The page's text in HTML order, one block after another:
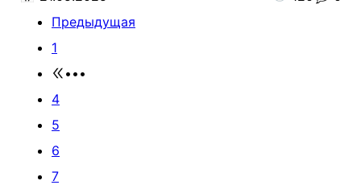
Предыдущая
1
•••
4
5
6
7